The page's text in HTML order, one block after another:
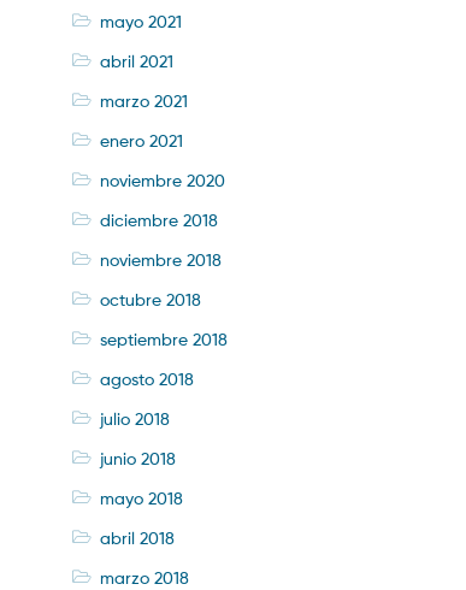
mayo 2021
abril 2021
marzo 2021
enero 2021
noviembre 2020
diciembre 2018
noviembre 2018
octubre 2018
septiembre 2018
agosto 2018
julio 2018
junio 2018
mayo 2018
abril 2018
marzo 2018